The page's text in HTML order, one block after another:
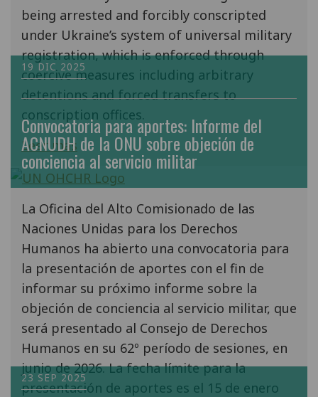
being arrested and forcibly conscripted
under Ukraine’s system of universal military
registration, which is enforced through
coercive measures including arbitrary
detentions and forced transfers to
conscription offices.
Leer más
19 DIC 2025
Convocatoria para aportes: Informe del
ACNUDH de la ONU sobre objeción de
conciencia al servicio militar
La Oficina del Alto Comisionado de las
Naciones Unidas para los Derechos
Humanos ha abierto una convocatoria para
la presentación de aportes con el fin de
informar su próximo informe sobre la
objeción de conciencia al servicio militar, que
será presentado al Consejo de Derechos
Humanos en su 62º período de sesiones, en
junio de 2026. La fecha límite para la
presentación de aportes es el 15 de enero
23 SEP 2025